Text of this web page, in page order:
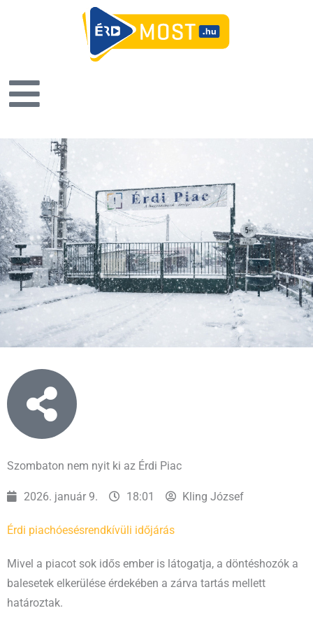
Szombaton nem nyit ki az Érdi Piac
2026. január 9. 18:01 Kling József
Érdi piachóesésrendkívüli időjárás
Mivel a piacot sok idős ember is látogatja, a döntéshozók a
balesetek elkerülése érdekében a zárva tartás mellett
határoztak.